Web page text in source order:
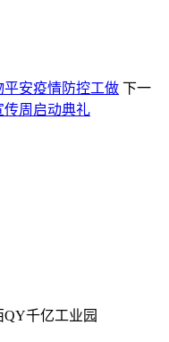
安疫情防控工做 下一
传周启动典礼
千亿工业园